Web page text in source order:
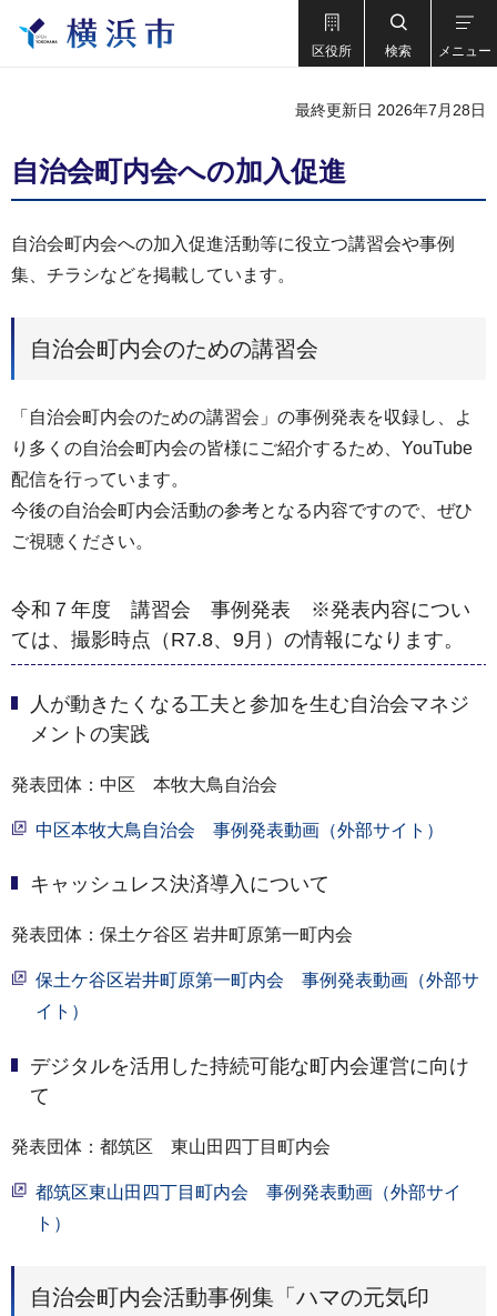
区役所 検索 メニュー
最終更新日 2026年7月28日
自治会町内会への加入促進
自治会町内会への加入促進活動等に役立つ講習会や事例
集、チラシなどを掲載しています。
自治会町内会のための講習会
「自治会町内会のための講習会」の事例発表を収録し、よ
り多くの自治会町内会の皆様にご紹介するため、YouTube
配信を行っています。
今後の自治会町内会活動の参考となる内容ですので、ぜひ
ご視聴ください。
令和７年度 講習会 事例発表 ※発表内容につい
ては、撮影時点（R7.8、9月）の情報になります。
人が動きたくなる工夫と参加を生む自治会マネジ
メントの実践
発表団体：中区 本牧大鳥自治会
中区本牧大鳥自治会 事例発表動画（外部サイト）
キャッシュレス決済導入について
発表団体：保土ケ谷区 岩井町原第一町内会
保土ケ谷区岩井町原第一町内会 事例発表動画（外部サ
イト）
デジタルを活用した持続可能な町内会運営に向け
て
発表団体：都筑区 東山田四丁目町内会
都筑区東山田四丁目町内会 事例発表動画（外部サイ
ト）
自治会町内会活動事例集「ハマの元気印